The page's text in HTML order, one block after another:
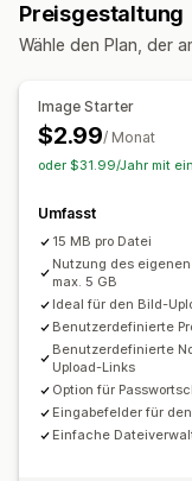
Benutzerdefinierte
Preisgestaltung
Wähle den Plan, der
Image Starter
$2.99/ Monat
oder $31.99/Jahr mit
Umfasst
15 MB pro Datei
Nutzung des
max. 5 GB
Ideal für den Bild-
Benutzerdefinierte
Benutzerdefinierte
Upload-Links
Option für
Eingabefelder für
Einfache